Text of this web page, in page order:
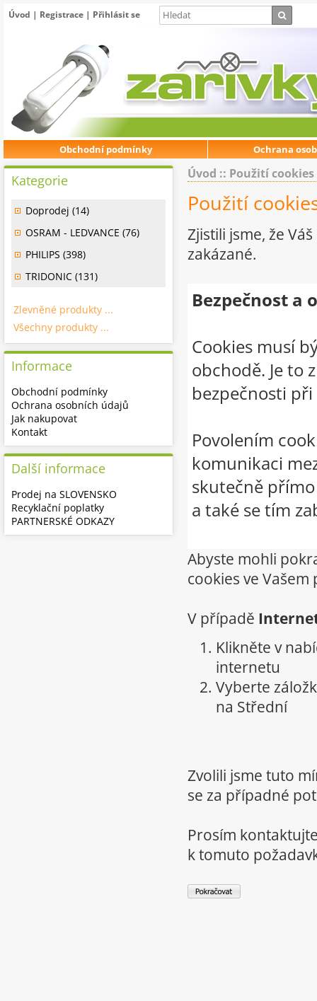
Úvod | Registrace | Přihlásit se
Obchodní podmínky Ochrana
Úvod :: Použití cookies
Použití
Zjistili jsme, že
zakázané.
Bezpečnost a
Cookies musí
obchodě. Je to
bezpečnosti
Povolením
komunikaci
skutečně
a také se tím
Abyste mohli
cookies ve Vašem
V případě
Klikněte v
internetu
Vyberte
na Střední
Zvolili jsme tuto
se za případné
Prosím
k tomuto
Kategorie
Doprodej (14)
OSRAM - LEDVANCE (76)
PHILIPS (398)
TRIDONIC (131)
Zlevněné produkty ...
Všechny produkty ...
Informace
Obchodní podmínky
Ochrana osobních údajů
Jak nakupovat
Kontakt
Další informace
Prodej na SLOVENSKO
Recyklační poplatky
PARTNERSKÉ ODKAZY